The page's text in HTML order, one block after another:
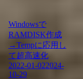
Windowsで
RAMDISK作成
→Tempに応用し
て超高速化
2022-01-022024-
10-29